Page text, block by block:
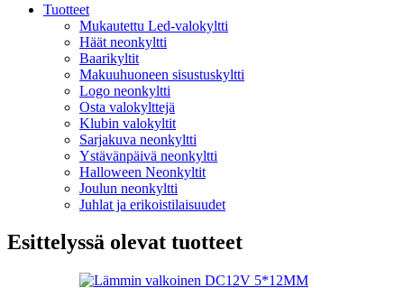
Tuotteet
Mukautettu Led-valokyltti
Häät neonkyltti
Baarikyltit
Makuuhuoneen sisustuskyltti
Logo neonkyltti
Osta valokylttejä
Klubin valokyltit
Sarjakuva neonkyltti
Ystävänpäivä neonkyltti
Halloween Neonkyltit
Joulun neonkyltti
Juhlat ja erikoistilaisuudet
Esittelyssä olevat tuotteet